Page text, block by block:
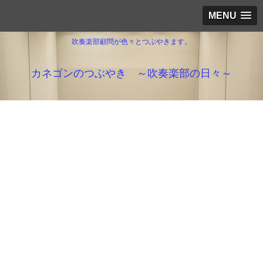
MENU
吹奏楽部顧問が色々とつぶやきます。
カネゴンのつぶやき ～吹奏楽部の日々～